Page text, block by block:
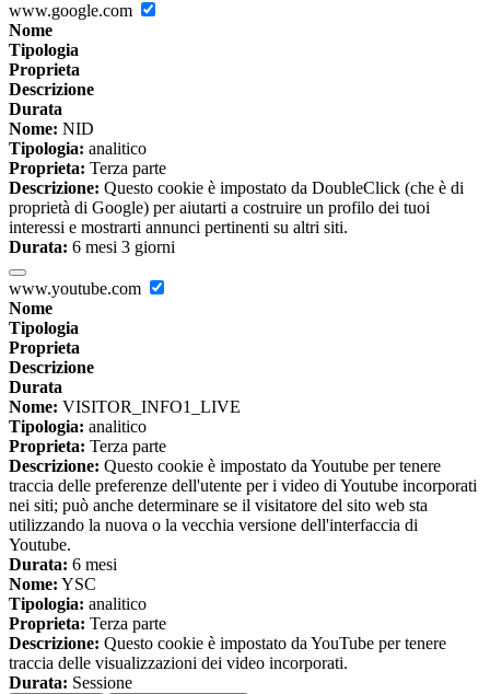
www.google.com
Nome
Tipologia
Proprieta
Descrizione
Durata
Nome: NID
Tipologia: analitico
Proprieta: Terza parte
Descrizione: Questo cookie è impostato da DoubleClick (che è di
proprietà di Google) per aiutarti a costruire un profilo dei tuoi
interessi e mostrarti annunci pertinenti su altri siti.
Durata: 6 mesi 3 giorni
www.youtube.com
Nome
Tipologia
Proprieta
Descrizione
Durata
Nome: VISITOR_INFO1_LIVE
Tipologia: analitico
Proprieta: Terza parte
Descrizione: Questo cookie è impostato da Youtube per tenere
traccia delle preferenze dell'utente per i video di Youtube incorporati
nei siti; può anche determinare se il visitatore del sito web sta
utilizzando la nuova o la vecchia versione dell'interfaccia di
Youtube.
Durata: 6 mesi
Nome: YSC
Tipologia: analitico
Proprieta: Terza parte
Descrizione: Questo cookie è impostato da YouTube per tenere
traccia delle visualizzazioni dei video incorporati.
Durata: Sessione